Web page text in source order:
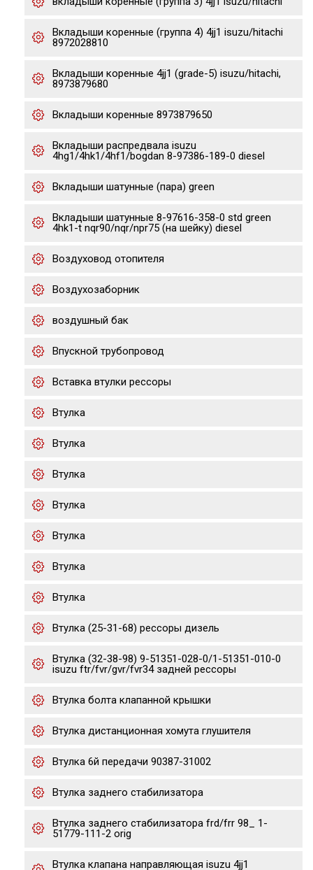
Вкладыши коренные (группа 4) 4jj1 isuzu/hitachi
8972028810
Вкладыши коренные 4jj1 (grade-5) isuzu/hitachi,
8973879680
Вкладыши коренные 8973879650
Вкладыши распредвала isuzu
4hg1/4hk1/4hf1/bogdan 8-97386-189-0 diesel
Вкладыши шатунные (пара) green
Вкладыши шатунные 8-97616-358-0 std green
4hk1-t nqr90/nqr/npr75 (на шейку) diesel
Воздуховод отопителя
Воздухозаборник
воздушный бак
Впускной трубопровод
Вставка втулки рессоры
Втулка
Втулка
Втулка
Втулка
Втулка
Втулка
Втулка
Втулка (25-31-68) рессоры дизель
Втулка (32-38-98) 9-51351-028-0/1-51351-010-0
isuzu ftr/fvr/gvr/fvr34 задней рессоры
Втулка болта клапанной крышки
Втулка дистанционная хомута глушителя
Втулка 6й передачи 90387-31002
Втулка заднего стабилизатора
Втулка заднего стабилизатора frd/frr 98_ 1-
51779-111-2 orig
Втулка клапана направляющая isuzu 4jj1